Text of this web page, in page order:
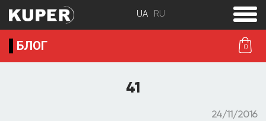
0
toggle
menu
БЛОГ
41
24/11/2016